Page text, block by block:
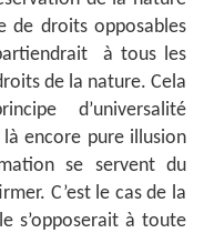
droits opposables
à tous les
de la nature. Cela
d’universalité
encore pure illusion
se servent du
C’est le cas de la
s’opposerait à toute